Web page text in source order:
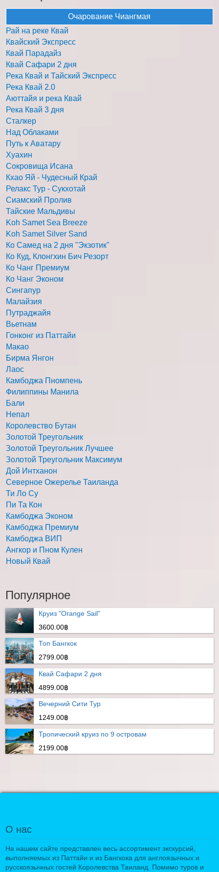
Очарование Чиангмая
Рай на реке Квай
Квайский Экспресс
Квай Парадайз
Квай Сафари 2 дня
Река Квай и Тайский Экспресс
Река Квай 2.0
Аюттайя и река Квай
Река Квай 3 дня
Сталкер
Над Облаками
Путь к Аватару
Хуахин
Сокровища Исана
Кхао Яй - Чудесный Край
Релакс Тур - Сукхотай
Сиамский Пролив
Тайские Мальдивы
Koh Samet Sea Breeze
Koh Samet Silver Sand
Ко Самед на 2 дня "Экзотик"
Ко Куд, Клонгхин Бич Резорт
Ко Чанг Премиум
Ко Чанг Эконом
Сингапур
Малайзия
Путраджайя
Вьетнам
Гонконг из Паттайи
Макао
Бирма Янгон
Лаос
Камбоджа Пномпень
Филиппины Манила
Бали
Непал
Королевство Бутан
Золотой Треугольник
Золотой Треугольник Лучшее
Золотой Треугольник Максимум
Дой Интханон
Северное Ожерелье Таиланда
Ти Ло Су
Пи Та Кон
Камбоджа Эконом
Камбоджа Премиум
Камбоджа ВИП
Ангкор и Пном Кулен
Новый Квай
Популярное
Круиз "Orange Sail"
3600.00฿
Топ Бангкок
2799.00฿
Квай Сафари 2 дня
4899.00฿
Вечерний Сити Тур
1249.00฿
Тропический круиз по 9 островам
2199.00฿
О нас
На нашем сайте представлен весь ассортимент экскурсий,
выполняемых из Паттайи и из Бангкока для англоязычных и
русскоязычных гостей Королевства Таиланд. Помимо туров и